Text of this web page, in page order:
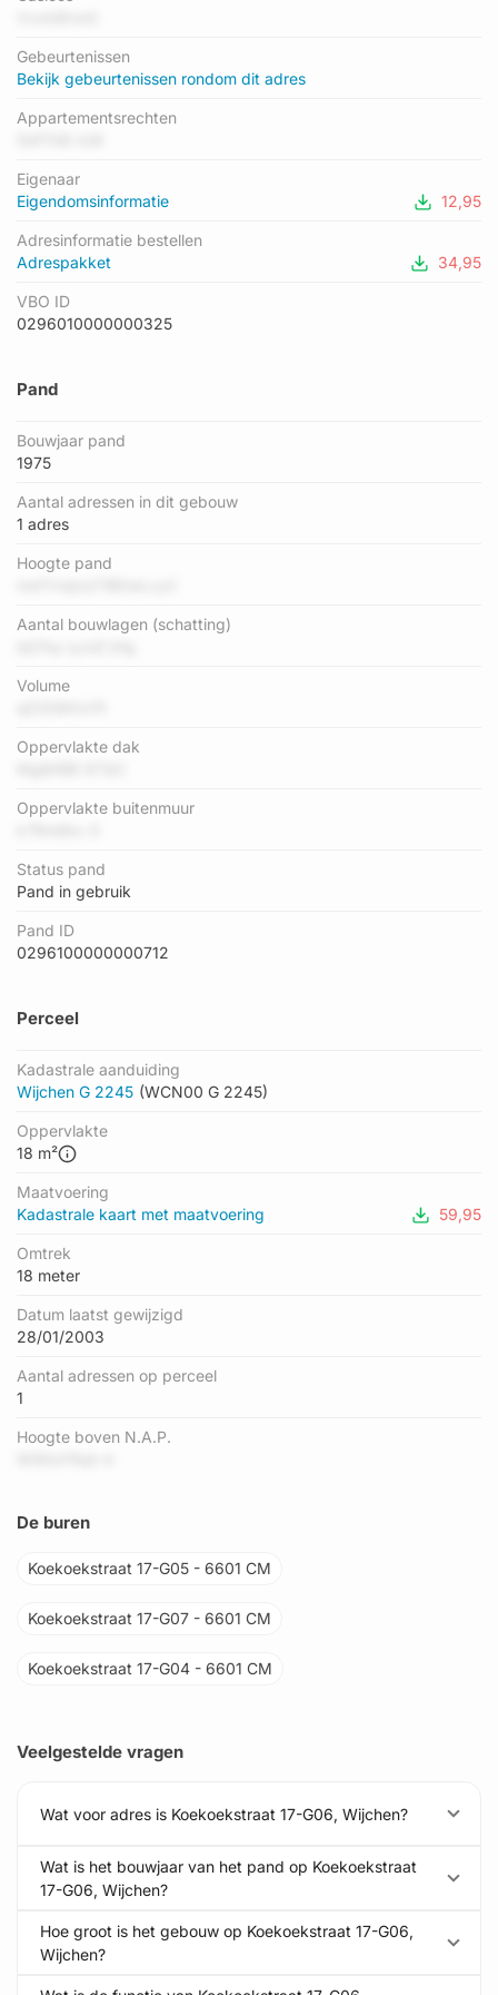
waarin dit adres ligt heeft als status: 'pand in gebruik'.
Gebeurtenissen
Bekijk gebeurtenissen rondom dit adres
Appartementsrechten
Eigenaar
Eigendomsinformatie
12,95
Adresinformatie bestellen
Adrespakket
34,95
VBO ID
0296010000000325
Pand
Bouwjaar pand
1975
Aantal adressen in dit gebouw
1 adres
Hoogte pand
Aantal bouwlagen (schatting)
Volume
Oppervlakte dak
Oppervlakte buitenmuur
Status pand
Pand in gebruik
Pand ID
0296100000000712
Perceel
Kadastrale aanduiding
Wijchen G 2245 (WCN00 G 2245)
Oppervlakte
18 m²
Maatvoering
Kadastrale kaart met maatvoering
59,95
Omtrek
18 meter
Datum laatst gewijzigd
28/01/2003
Aantal adressen op perceel
1
Hoogte boven N.A.P.
De buren
Koekoekstraat 17-G05 - 6601 CM
Koekoekstraat 17-G07 - 6601 CM
Koekoekstraat 17-G04 - 6601 CM
Veelgestelde vragen
Wat voor adres is Koekoekstraat 17-G06, Wijchen?
Wat is het bouwjaar van het pand op Koekoekstraat
17-G06, Wijchen?
Hoe groot is het gebouw op Koekoekstraat 17-G06,
Wijchen?